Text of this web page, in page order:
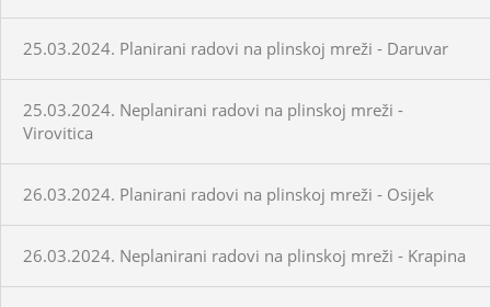
25.03.2024. Planirani radovi na plinskoj mreži - Daruvar
25.03.2024. Neplanirani radovi na plinskoj mreži -
Virovitica
26.03.2024. Planirani radovi na plinskoj mreži - Osijek
26.03.2024. Neplanirani radovi na plinskoj mreži - Krapina